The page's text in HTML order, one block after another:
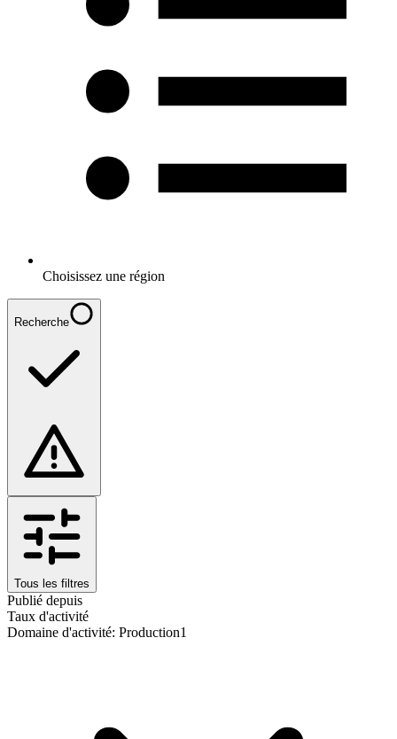
Choisissez une région
Recherche
Tous les filtres
Publié depuis
Taux d'activité
Domaine d'activité: Production1